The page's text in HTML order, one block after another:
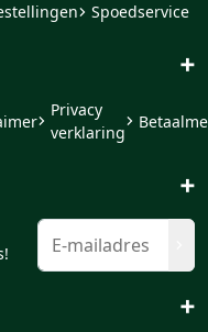
Spoedservice
+
Privacy
verklaring
+
+